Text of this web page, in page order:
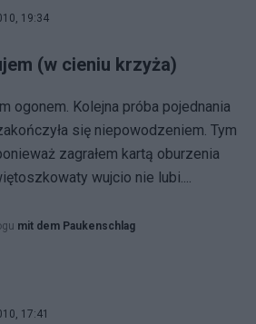
19:34
(w cieniu krzyża)
ogonem. Kolejna próba pojednania
się niepowodzeniem. Tym
zagrałem kartą oburzenia
wujcio nie lubi....
mit dem Paukenschlag
17:41